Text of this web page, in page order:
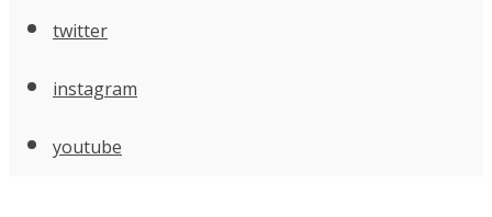
twitter
instagram
youtube